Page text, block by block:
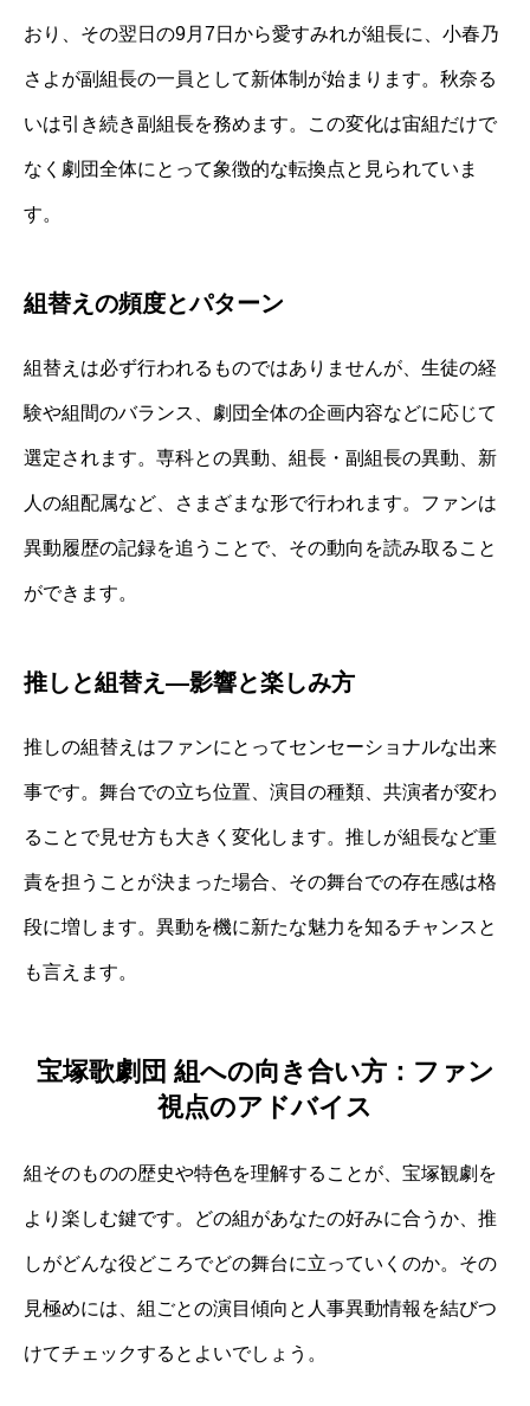
おり、その翌日の9月7日から愛すみれが組長に、小春乃
さよが副組長の一員として新体制が始まります。秋奈る
いは引き続き副組長を務めます。この変化は宙組だけで
なく劇団全体にとって象徴的な転換点と見られていま
す。
組替えの頻度とパターン
組替えは必ず行われるものではありませんが、生徒の経
験や組間のバランス、劇団全体の企画内容などに応じて
選定されます。専科との異動、組長・副組長の異動、新
人の組配属など、さまざまな形で行われます。ファンは
異動履歴の記録を追うことで、その動向を読み取ること
ができます。
推しと組替え—影響と楽しみ方
推しの組替えはファンにとってセンセーショナルな出来
事です。舞台での立ち位置、演目の種類、共演者が変わ
ることで見せ方も大きく変化します。推しが組長など重
責を担うことが決まった場合、その舞台での存在感は格
段に増します。異動を機に新たな魅力を知るチャンスと
も言えます。
宝塚歌劇団 組への向き合い方：ファン
視点のアドバイス
組そのものの歴史や特色を理解することが、宝塚観劇を
より楽しむ鍵です。どの組があなたの好みに合うか、推
しがどんな役どころでどの舞台に立っていくのか。その
見極めには、組ごとの演目傾向と人事異動情報を結びつ
けてチェックするとよいでしょう。